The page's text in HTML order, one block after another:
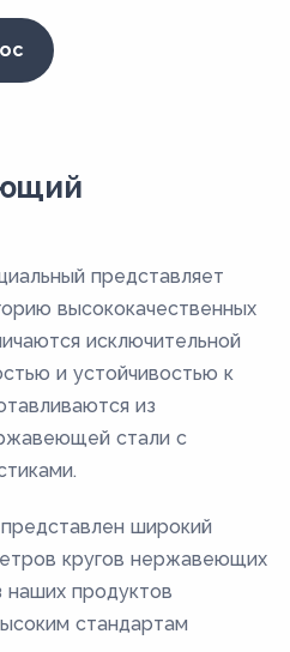
представляет
высококачественных
исключительной
и устойчивостью к
из
стали с
широкий
кругов нержавеющих
наших продуктов
стандартам